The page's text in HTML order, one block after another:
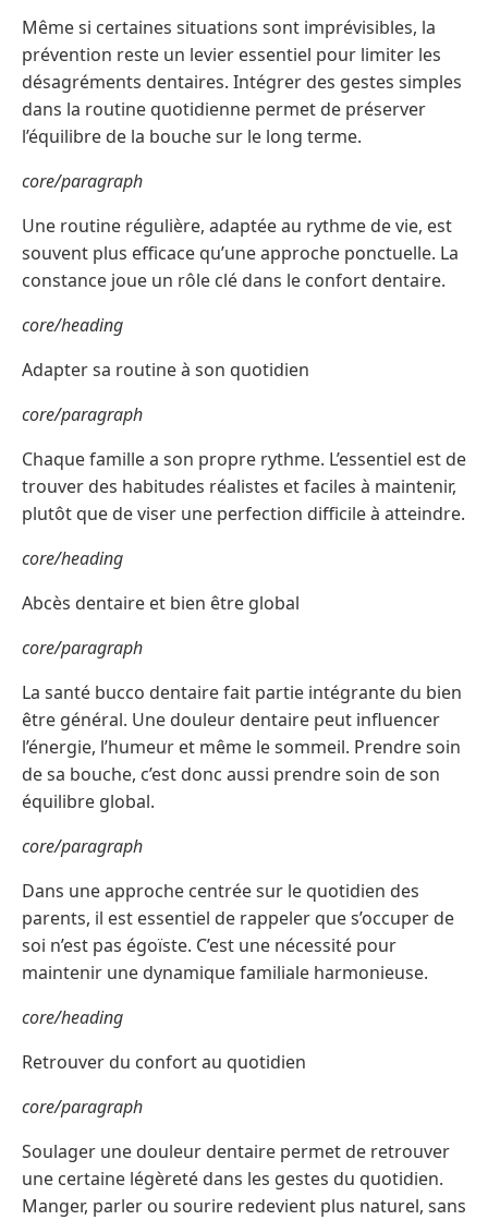
Même si certaines situations sont imprévisibles, la
prévention reste un levier essentiel pour limiter les
désagréments dentaires. Intégrer des gestes simples
dans la routine quotidienne permet de préserver
l’équilibre de la bouche sur le long terme.
core/paragraph
Une routine régulière, adaptée au rythme de vie, est
souvent plus efficace qu’une approche ponctuelle. La
constance joue un rôle clé dans le confort dentaire.
core/heading
Adapter sa routine à son quotidien
core/paragraph
Chaque famille a son propre rythme. L’essentiel est de
trouver des habitudes réalistes et faciles à maintenir,
plutôt que de viser une perfection difficile à atteindre.
core/heading
Abcès dentaire et bien être global
core/paragraph
La santé bucco dentaire fait partie intégrante du bien
être général. Une douleur dentaire peut influencer
l’énergie, l’humeur et même le sommeil. Prendre soin
de sa bouche, c’est donc aussi prendre soin de son
équilibre global.
core/paragraph
Dans une approche centrée sur le quotidien des
parents, il est essentiel de rappeler que s’occuper de
soi n’est pas égoïste. C’est une nécessité pour
maintenir une dynamique familiale harmonieuse.
core/heading
Retrouver du confort au quotidien
core/paragraph
Soulager une douleur dentaire permet de retrouver
une certaine légèreté dans les gestes du quotidien.
Manger, parler ou sourire redevient plus naturel, sans